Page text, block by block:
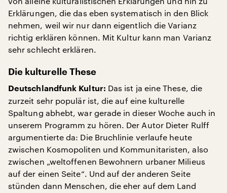
Erklärungen, die das eben systematisch in den Blick
nehmen, weil wir nur dann eigentlich die Varianz
richtig erklären können. Mit Kultur kann man Varianz
sehr schlecht erklären.
Die kulturelle These
Deutschlandfunk Kultur: Das ist ja eine These, die
zurzeit sehr populär ist, die auf eine kulturelle
Spaltung abhebt, war gerade in dieser Woche auch in
unserem Programm zu hören. Der Autor Dieter Rulff
argumentierte da: Die Bruchlinie verlaufe heute
zwischen Kosmopoliten und Kommunitaristen, also
zwischen „weltoffenen Bewohnern urbaner Milieus
auf der einen Seite“. Und auf der anderen Seite
stünden dann Menschen, die eher auf dem Land